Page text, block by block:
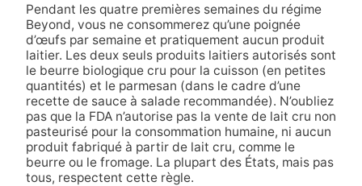
Pendant les quatre premières semaines du régime
Beyond, vous ne consommerez qu’une poignée
d’œufs par semaine et pratiquement aucun produit
laitier. Les deux seuls produits laitiers autorisés sont
le beurre biologique cru pour la cuisson (en petites
quantités) et le parmesan (dans le cadre d’une
recette de sauce à salade recommandée). N’oubliez
pas que la FDA n’autorise pas la vente de lait cru non
pasteurisé pour la consommation humaine, ni aucun
produit fabriqué à partir de lait cru, comme le
beurre ou le fromage. La plupart des États, mais pas
tous, respectent cette règle.